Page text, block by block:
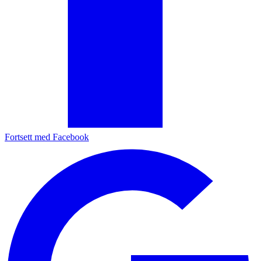
Fortsett med Facebook